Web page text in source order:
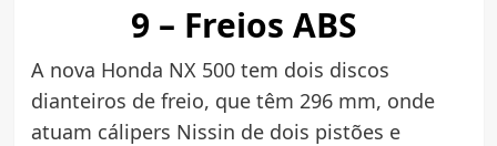
9 – Freios ABS
A nova Honda NX 500 tem dois discos
dianteiros de freio, que têm 296 mm, onde
atuam cálipers Nissin de dois pistões e